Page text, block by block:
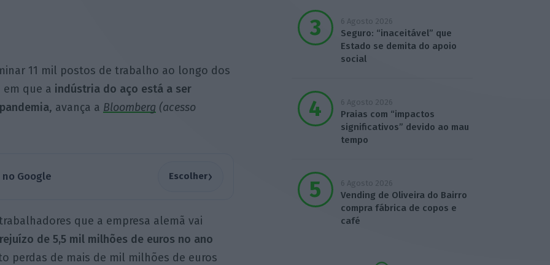
11 mil postos de trabalho ao longo dos
que a indústria do aço está a ser
, avança a Bloomberg (acesso
Google Escolher›
que a empresa alemã vai
de 5,5 mil milhões de euros no ano
perdas de mais de mil milhões de euros
6 Agosto 2026
Seguro: “inaceitável” que
Estado se demita do apoio
social
6 Agosto 2026
Praias com “impactos
significativos” devido ao mau
tempo
6 Agosto 2026
Vending de Oliveira do Bairro
compra fábrica de copos e
café